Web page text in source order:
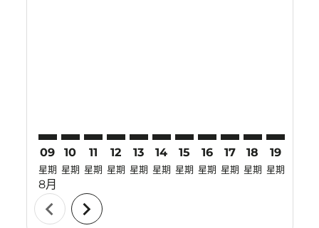
09
星期
8月
10
星期
11
星期
12
星期
13
星期
14
星期
15
星期
16
星期
17
星期
18
星期
19
星期
chevron_left chevron_right